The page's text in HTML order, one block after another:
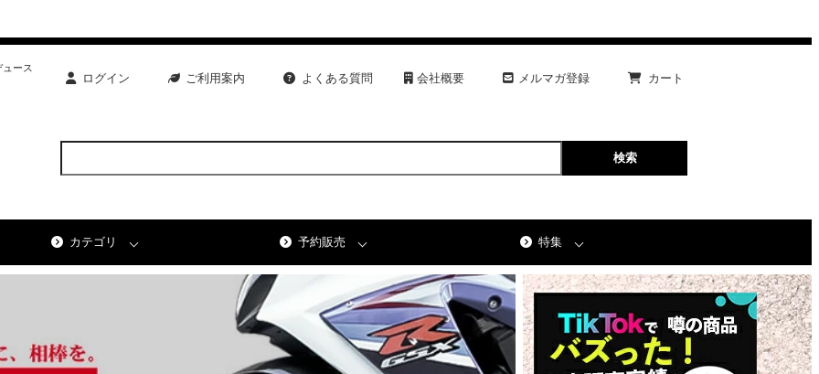
ログイン ご利用案内 よくある質問 会社概要 メルマガ登録 カート
ース
カテゴリ 予約販売 特集